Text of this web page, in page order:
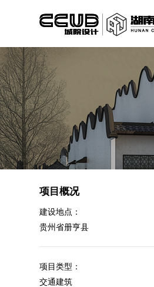
项目概况
建设地点：
贵州省册亨县
项目类型：
交通建筑